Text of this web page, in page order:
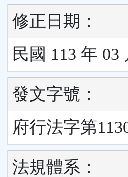
修正日期：
民國 113 年 03
發文字號：
府行法字第
法規體系：